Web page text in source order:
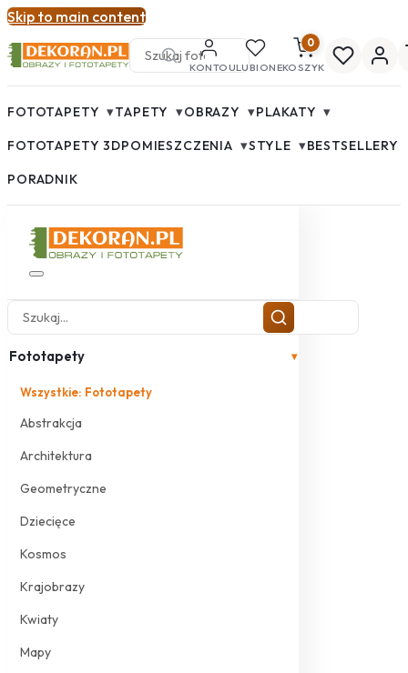
Skip to main content
KONTOULUBIONE
0
KOSZYK
FOTOTAPETY ▾TAPETY ▾OBRAZY ▾PLAKATY ▾
FOTOTAPETY 3DPOMIESZCZENIA ▾STYLE ▾BESTSELLERY
PORADNIK
Fototapety ▾
Wszystkie: Fototapety
Abstrakcja
Architektura
Geometryczne
Dziecięce
Kosmos
Krajobrazy
Kwiaty
Mapy